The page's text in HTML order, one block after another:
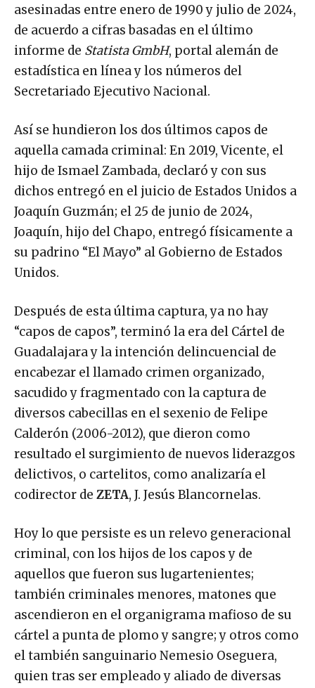
asesinadas entre enero de 1990 y julio de 2024,
de acuerdo a cifras basadas en el último
informe de Statista GmbH, portal alemán de
estadística en línea y los números del
Secretariado Ejecutivo Nacional.
Así se hundieron los dos últimos capos de
aquella camada criminal: En 2019, Vicente, el
hijo de Ismael Zambada, declaró y con sus
dichos entregó en el juicio de Estados Unidos a
Joaquín Guzmán; el 25 de junio de 2024,
Joaquín, hijo del Chapo, entregó físicamente a
su padrino “El Mayo” al Gobierno de Estados
Unidos.
Después de esta última captura, ya no hay
“capos de capos”, terminó la era del Cártel de
Guadalajara y la intención delincuencial de
encabezar el llamado crimen organizado,
sacudido y fragmentado con la captura de
diversos cabecillas en el sexenio de Felipe
Calderón (2006-2012), que dieron como
resultado el surgimiento de nuevos liderazgos
delictivos, o cartelitos, como analizaría el
codirector de ZETA, J. Jesús Blancornelas.
Hoy lo que persiste es un relevo generacional
criminal, con los hijos de los capos y de
aquellos que fueron sus lugartenientes;
también criminales menores, matones que
ascendieron en el organigrama mafioso de su
cártel a punta de plomo y sangre; y otros como
el también sanguinario Nemesio Oseguera,
quien tras ser empleado y aliado de diversas